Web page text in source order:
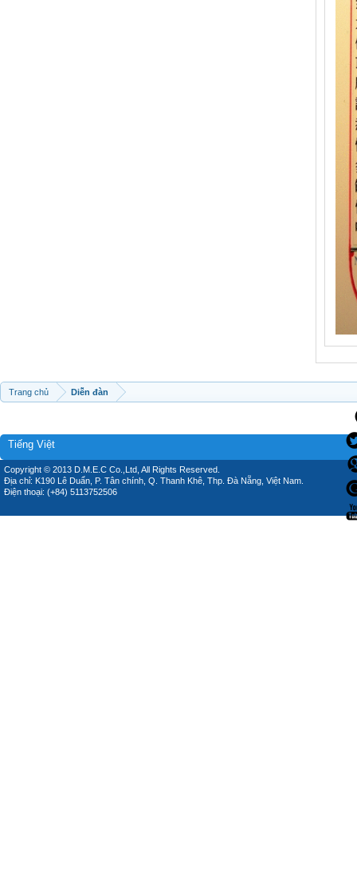
Trang chủ Diễn đàn
Tiếng Việt
Copyright © 2013 D.M.E.C Co.,Ltd, All Rights Reserved.
Địa chỉ: K190 Lê Duẩn, P. Tân chính, Q. Thanh Khê, Thp. Đà Nẵng, Việt Nam.
Điện thoại: (+84) 5113752506